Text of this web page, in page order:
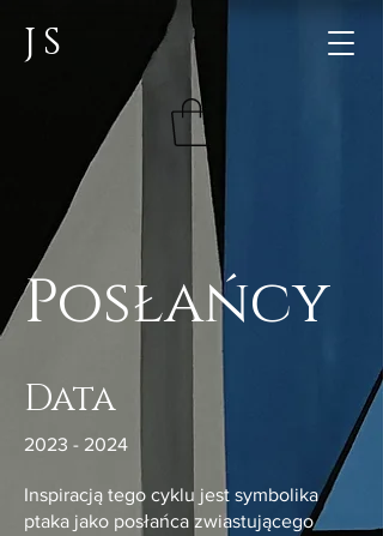
JS
Posłańcy
Data
2023 - 2024
Inspiracją tego cyklu jest symbolika
ptaka jako posłańca zwiastującego